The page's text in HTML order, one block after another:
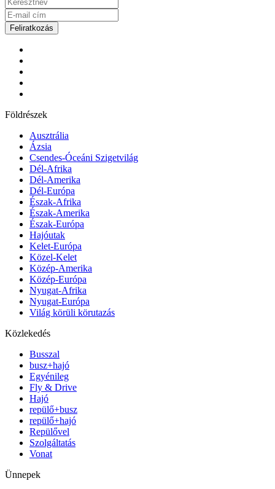
Feliratkozás
Földrészek
Ausztrália
Ázsia
Csendes-Óceáni Szigetvilág
Dél-Afrika
Dél-Amerika
Dél-Európa
Észak-Afrika
Észak-Amerika
Észak-Európa
Hajóutak
Kelet-Európa
Közel-Kelet
Közép-Amerika
Közép-Európa
Nyugat-Afrika
Nyugat-Európa
Világ körüli körutazás
Közlekedés
Busszal
busz+hajó
Egyénileg
Fly & Drive
Hajó
repülő+busz
repülő+hajó
Repülővel
Szolgáltatás
Vonat
Ünnepek